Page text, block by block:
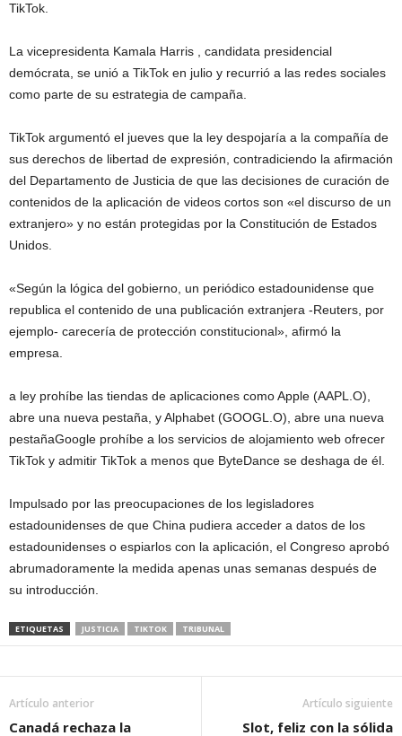
TikTok.
La vicepresidenta Kamala Harris , candidata presidencial
demócrata, se unió a TikTok en julio y recurrió a las redes sociales
como parte de su estrategia de campaña.
TikTok argumentó el jueves que la ley despojaría a la compañía de
sus derechos de libertad de expresión, contradiciendo la afirmación
del Departamento de Justicia de que las decisiones de curación de
contenidos de la aplicación de videos cortos son «el discurso de un
extranjero» y no están protegidas por la Constitución de Estados
Unidos.
«Según la lógica del gobierno, un periódico estadounidense que
republica el contenido de una publicación extranjera -Reuters, por
ejemplo- carecería de protección constitucional», afirmó la
empresa.
a ley prohíbe las tiendas de aplicaciones como Apple (AAPL.O),
abre una nueva pestaña, y Alphabet (GOOGL.O), abre una nueva
pestañaGoogle prohíbe a los servicios de alojamiento web ofrecer
TikTok y admitir TikTok a menos que ByteDance se deshaga de él.
Impulsado por las preocupaciones de los legisladores
estadounidenses de que China pudiera acceder a datos de los
estadounidenses o espiarlos con la aplicación, el Congreso aprobó
abrumadoramente la medida apenas unas semanas después de
su introducción.
ETIQUETAS JUSTICIA TIKTOK TRIBUNAL
Artículo anterior
Canadá rechaza la
Artículo siguiente
Slot, feliz con la sólida